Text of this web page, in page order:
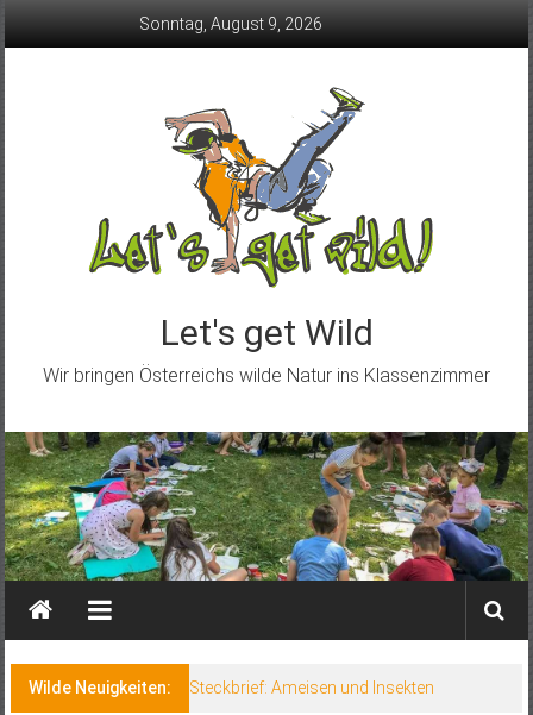
Sonntag, August 9, 2026
Let's get Wild
Wir bringen Österreichs wilde Natur ins Klassenzimmer
Wilde Neuigkeiten: Steckbrief: Ameisen und Insekten